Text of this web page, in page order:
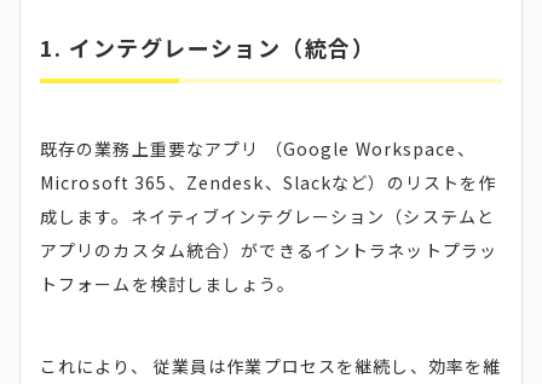
1. インテグレーション（統合）
既存の業務上重要なアプリ （Google Workspace、
Microsoft 365、Zendesk、Slackなど）のリストを作
成します。ネイティブインテグレーション（システムと
アプリのカスタム統合）ができるイントラネットプラッ
トフォームを検討しましょう。
これにより、 従業員は作業プロセスを継続し、効率を維